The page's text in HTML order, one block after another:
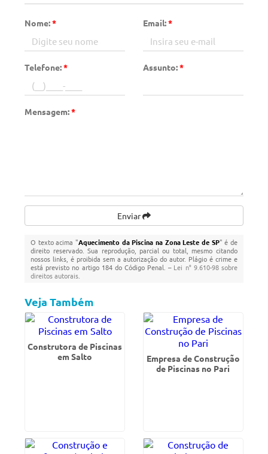
Nome:* Email:*
Telefone:* Assunto:*
Mensagem:*
Enviar
O texto acima "Aquecimento da Piscina na Zona Leste de SP" é de
direito reservado. Sua reprodução, parcial ou total, mesmo citando
nossos links, é proibida sem a autorização do autor. Plágio é crime e
está previsto no artigo 184 do Código Penal. – Lei n° 9.610-98 sobre
direitos autorais
Veja Também
Construtora de Piscinas
em Salto
Empresa de Construção
de Piscinas no Pari